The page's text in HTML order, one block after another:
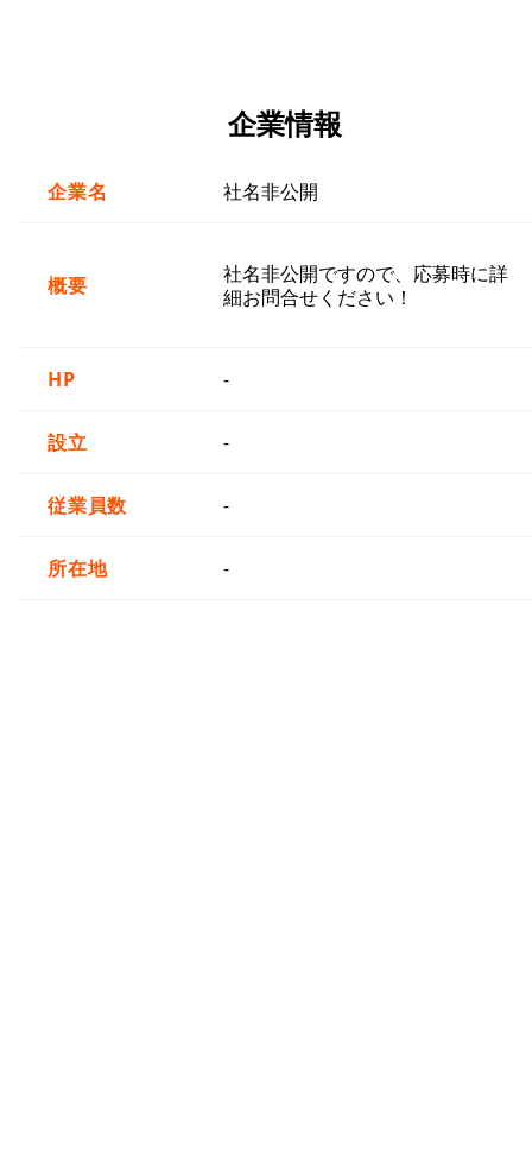
企業情報
企業名 社名非公開
概要
社名非公開ですので、応募時に詳
細お問合せください！
HP -
設立 -
従業員数 -
所在地 -